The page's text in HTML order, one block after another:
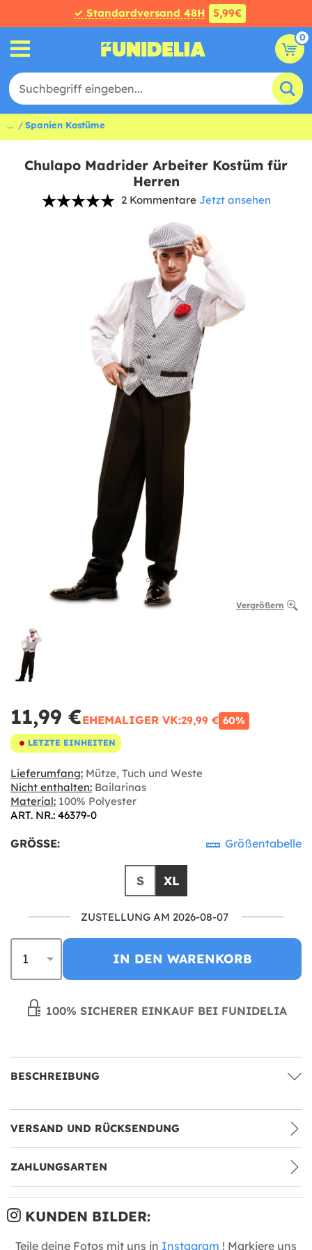
✓ Standardversand 48H 5,99€
0
... Spanien Kostüme
Chulapo Madrider Arbeiter Kostüm für
Herren
2 Kommentare Jetzt ansehen
Vergrößern
11,99 €EHEMALIGER VK:29,99 € 60%
LETZTE EINHEITEN
Lieferumfang: Mütze, Tuch und Weste
Nicht enthalten: Bailarinas
Material: 100% Polyester
ART. NR.: 46379-0
GRÖSSE: Größentabelle
S XL
ZUSTELLUNG AM 2026-08-07
IN DEN WARENKORB
100% SICHERER EINKAUF BEI FUNIDELIA
BESCHREIBUNG
VERSAND UND RÜCKSENDUNG
ZAHLUNGSARTEN
KUNDEN BILDER:
Teile deine Fotos mit uns in Instagram ! Markiere uns